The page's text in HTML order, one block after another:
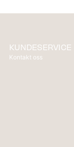
KUNDESERVICE
Kontakt oss